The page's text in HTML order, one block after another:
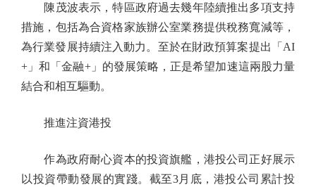
陳茂波表示，特區政府過去幾年陸續推出多項支持
措施，包括為合資格家族辦公室業務提供稅務寬減等，
為行業發展持續注入動力。至於在財政預算案提出「AI
+」和「金融+」的發展策略，正是希望加速這兩股力量
結合和相互驅動。
推進注資港投
作為政府耐心資本的投資旗艦，港投公司正好展示
以投資帶動發展的實踐。截至3月底，港投公司累計投